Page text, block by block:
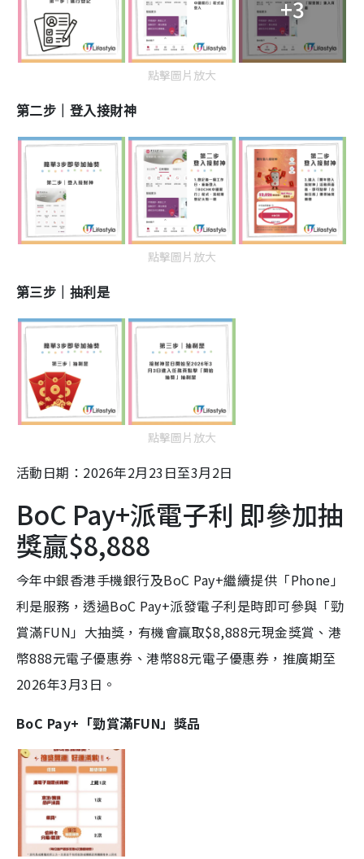
+3
點擊圖片放大
第二步｜登入接財神
點擊圖片放大
第三步｜抽利是
點擊圖片放大
活動日期：2026年2月23日至3月2日
BoC Pay+派電子利 即參加抽
獎贏$8,888
今年中銀香港手機銀行及BoC Pay+繼續提供「Phone」
利是服務，透過BoC Pay+派發電子利是時即可參與「勁
賞滿FUN」大抽獎，有機會贏取$8,888元現金獎賞、港
幣888元電子優惠券、港幣88元電子優惠券，推廣期至
2026年3月3日。
BoC Pay+「勁賞滿FUN」獎品